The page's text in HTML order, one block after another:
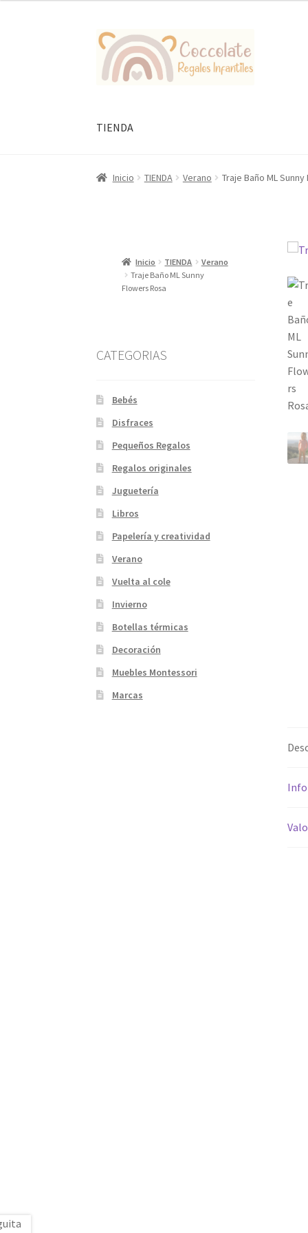
Ir
la
Ir
al
contenido
TIENDA
Inicio TIENDA Verano Traje Baño ML
Inicio TIENDA
Verano
Traje Baño ML Sunny
Flowers Rosa
CATEGORIAS
Bebés
Disfraces
Pequeños Regalos
Regalos originales
Juguetería
Libros
Papelería y creatividad
Verano
Vuelta al cole
Invierno
Botellas térmicas
Decoración
Muebles Montessori
Marcas